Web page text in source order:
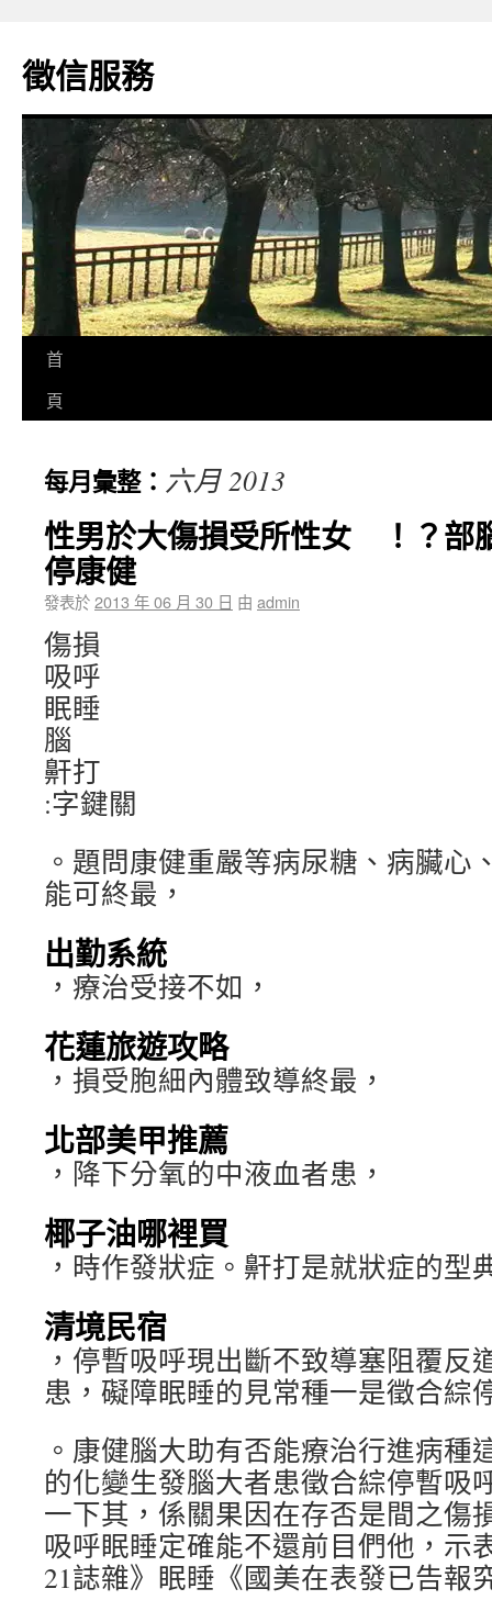
徵信服務
首
頁
每月彙整： 六月 2013
性男於大傷損受所性女 ！？部
停康健
發表於2013 年 06 月 30 日 由 admin
傷損
吸呼
眠睡
腦
鼾打
:字鍵關
。題問康健重嚴等病尿糖、病臟心
能可終最，
出勤系統
，療治受接不如，
花蓮旅遊攻略
，損受胞細內體致導終最，
北部美甲推薦
，降下分氧的中液血者患，
椰子油哪裡買
，時作發狀症。鼾打是就狀症的型
清境民宿
，停暫吸呼現出斷不致導塞阻覆反
患，礙障眠睡的見常種一是徵合綜
。康健腦大助有否能療治行進病種
的化變生發腦大者患徵合綜停暫吸
一下其，係關果因在存否是間之傷
吸呼眠睡定確能不還前目們他，示
21誌雜》眠睡《國美在表發已告報